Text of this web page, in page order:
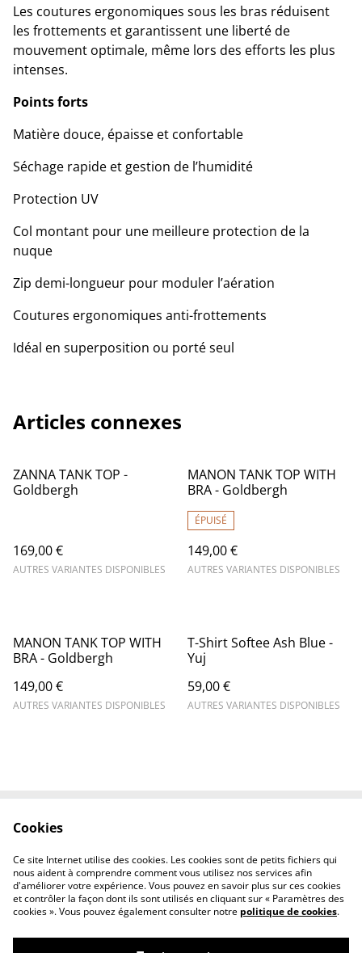
Les coutures ergonomiques sous les bras réduisent
les frottements et garantissent une liberté de
mouvement optimale, même lors des efforts les plus
intenses.
Points forts
Matière douce, épaisse et confortable
Séchage rapide et gestion de l’humidité
Protection UV
Col montant pour une meilleure protection de la
nuque
Zip demi-longueur pour moduler l’aération
Coutures ergonomiques anti-frottements
Idéal en superposition ou porté seul
Articles connexes
ZANNA TANK TOP -
Goldbergh
169,00 €
AUTRES VARIANTES DISPONIBLES
MANON TANK TOP WITH
BRA - Goldbergh
ÉPUISÉ
149,00 €
AUTRES VARIANTES DISPONIBLES
MANON TANK TOP WITH
BRA - Goldbergh
149,00 €
AUTRES VARIANTES DISPONIBLES
T-Shirt Softee Ash Blue -
Yuj
59,00 €
AUTRES VARIANTES DISPONIBLES
Politique de
confidentialité
Politique de cookies
Cookies
Ce site Internet utilise des cookies. Les cookies sont de petits fichiers qui
nous aident à comprendre comment vous utilisez nos services afin
d'améliorer votre expérience. Vous pouvez en savoir plus sur ces cookies
et contrôler la façon dont ils sont utilisés en cliquant sur « Paramètres des
cookies ». Vous pouvez également consulter notre politique de cookies.